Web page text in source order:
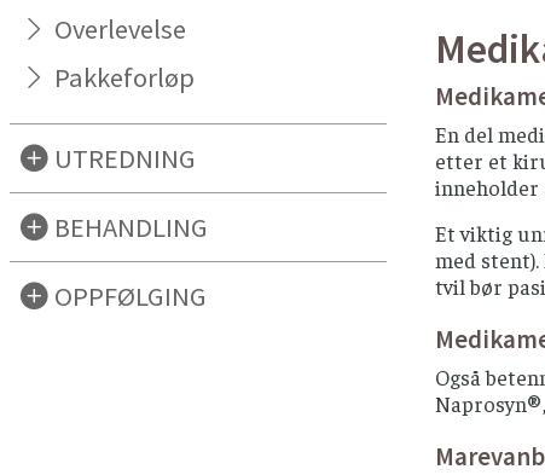
Overlevelse
Pakkeforløp
UTREDNING
BEHANDLING
OPPFØLGING
En del
etter et
inneholder
Et viktig
med
tvil bør
Også